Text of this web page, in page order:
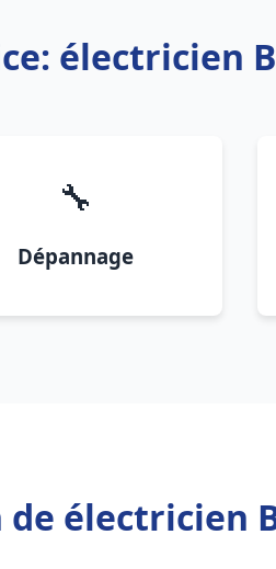
électricien
🔧
Dépannage
de électricien